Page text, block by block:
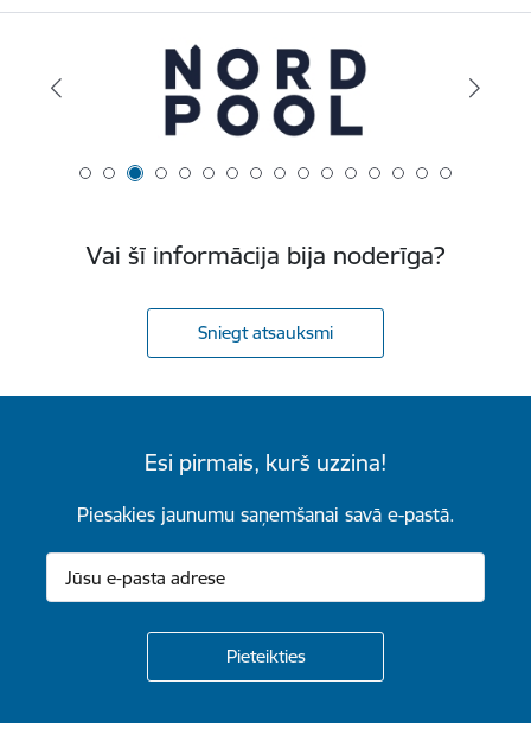
Vai šī informācija bija noderīga?
Sniegt atsauksmi
Esi pirmais, kurš uzzina!
Piesakies jaunumu saņemšanai savā e-pastā.